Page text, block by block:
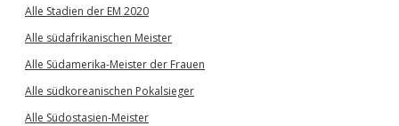
Alle Stadien der EM 2020
Alle südafrikanischen Meister
Alle Südamerika-Meister der Frauen
Alle südkoreanischen Pokalsieger
Alle Südostasien-Meister